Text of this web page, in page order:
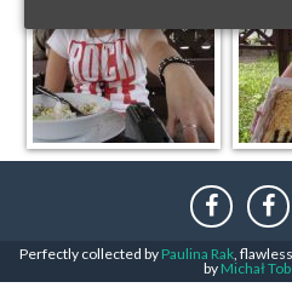
Perfectly collected by Paulina Rak,
by Michał